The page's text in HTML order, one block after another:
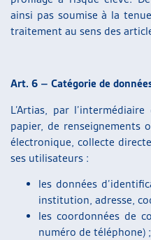
ainsi pas soumise à la
traitement au sens des
Art. 6 – Catégorie de
L’Artias, par
papier, de renseignements
électronique, collecte
ses utilisateurs :
les données
institution, adresse,
les coordonnées de
numéro de téléphone) ;